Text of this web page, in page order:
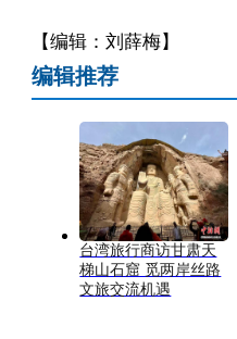
【编辑：刘薛梅】
编辑推荐
台湾旅行商访甘肃天
梯山石窟 觅两岸丝路
文旅交流机遇